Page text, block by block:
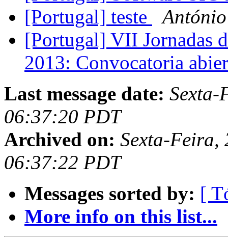
[Portugal] teste
[Portugal] VII Jornadas
2013: Convocatoria
Last message date: Sexta-
06:37:20 PDT
Archived on: Sexta-Feira,
06:37:22 PDT
Messages sorted by: [
More info on this list...